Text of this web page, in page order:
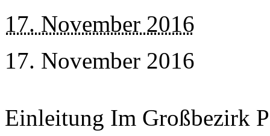
17. November 2016
17. November 2016
Einleitung Im Großbezirk